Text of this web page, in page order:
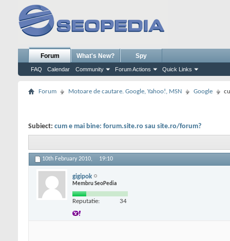
Forum
FAQ Calendar Community Forum Actions Quick Links
What's New? Spy
Forum Motoare de cautare. Google, Yahoo!, MSN Google
Subiect: cum e mai bine: forum.site.ro sau site.ro/forum?
10th February 2010, 19:10
gigipok
Membru SeoPedia
Reputatie: 34